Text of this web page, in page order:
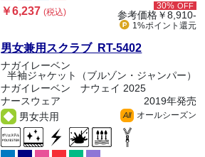
￥6,237(税込)
30% OFF
参考価格￥8,910-
1%ポイント 還元
男女兼用スクラブ RT-5402
ナガイレーベン
半袖ジャケット（ブルゾン・ジャンパー）
ナガイレーベン ナウェイ 2025
ナースウェア
2019年発売
男女共用
All オールシーズン